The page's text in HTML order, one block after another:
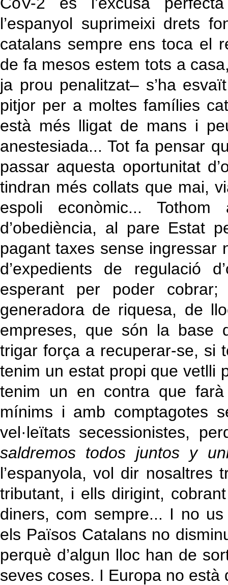
l’espanyol suprimeixi drets
catalans sempre ens toca el
de fa mesos estem tots a
ja prou penalitzat– s’ha
pitjor per a moltes famílies
està més lligat de mans i
anestesiada... Tot fa pensar
passar aquesta oportunitat
tindran més collats que mai,
espoli econòmic...
d’obediència, al pare Estat
pagant taxes sense ingressar
d’expedients de regulació
esperant per poder cobrar;
generadora de riquesa, de
empreses, que són la base
trigar força a recuperar-se, si
tenim un estat propi que vetlli
tenim un en contra que
mínims i amb comptagotes
vel·leïtats secessionistes,
saldremos todos juntos y
l’espanyola, vol dir
tributant, i ells dirigint,
diners, com sempre... I no us
els Països Catalans no
perquè d’algun lloc han de
seves coses. I Europa no